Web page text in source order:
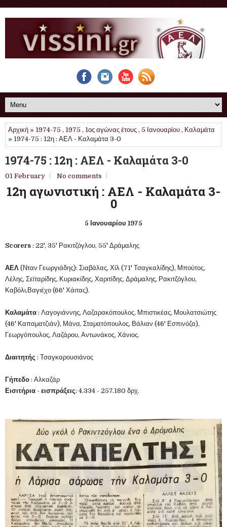
Αρχική » 1974-75 , 1975 , 1ος αγώνας έτους , 5 Ιανουαρίου , Καλαμάτα
» 1974-75 : 12η : ΑΕΛ - Καλαμάτα 3-0
1974-75 : 12η : ΑΕΛ - Καλαμάτα 3-0
01 February No comments
12η αγωνιστική : ΑΕΛ - Καλαμάτα 3-
0
5 Ιανουαρίου 1975
Scorers : 22', 35' Ρακιτζόγλου, 55' Δράμαλης
ΑΕΛ (Νταν Γεωργιάδης): Σιαβάλας, Χίλ (71' Τσαγκαλίδης), Μπούτος,
Λέλης, Σεϊταρίδης, Κυριακίδης, Χαριτίδης, Δράμαλης, Ρακιτζόγλου,
Καβόλι,Βαγιέχο (66' Χάιτας).
Καλαμάτα : Λαγογιάννης, Λαζαρακόπουλος, Μπιστικέας, Μουλατσιώτης
(46' Καπαματζιάν), Μάνα, Σταματόπουλος, Βάλιαν (46' Εσπινόζα),
Γεωργόπουλος, Λαζάρου, Αντωνάκος, Χάνιος.
Διαιτητής : Τσαγκαρουσιάνος
Γήπεδο : Αλκαζάρ
Εισιτήρια - εισπράξεις: 4.334 - 257.180 δρχ.